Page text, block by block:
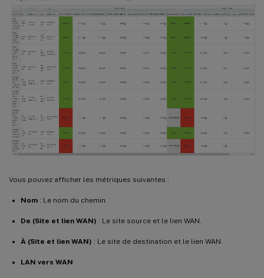
Vous pouvez afficher les métriques suivantes :
Nom : Le nom du chemin.
De (Site et lien WAN) : Le site source et le lien WAN.
À (Site et lien WAN) : Le site de destination et le lien WAN.
LAN vers WAN